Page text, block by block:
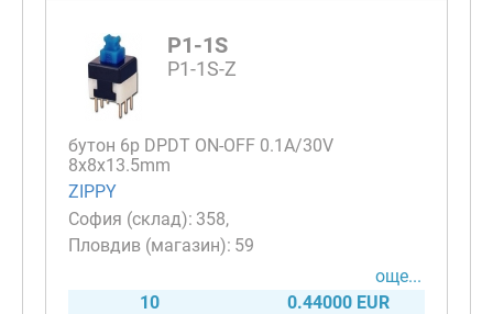
P1-1S
P1-1S-Z
бутон 6p DPDT ON-OFF 0.1A/30V
8x8x13.5mm
ZIPPY
358
59
още...
10
0.44000 EUR